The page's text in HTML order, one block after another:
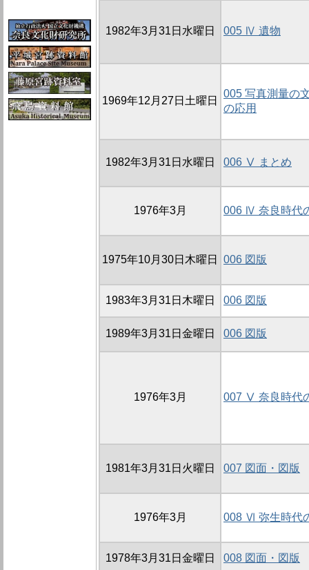
1982年3月31日水曜日 005 Ⅳ 遺物
1969年12月27日土曜日
005 写真測量の
の応用
1982年3月31日水曜日 006 Ⅴ まとめ
1976年3月 006 Ⅳ 奈良時代
1975年10月30日木曜日 006 図版
1983年3月31日木曜日 006 図版
1989年3月31日金曜日 006 図版
1976年3月 007 Ⅴ 奈良時代
1981年3月31日火曜日 007 図面・図版
1976年3月 008 Ⅵ 弥生時代
1978年3月31日金曜日 008 図面・図版